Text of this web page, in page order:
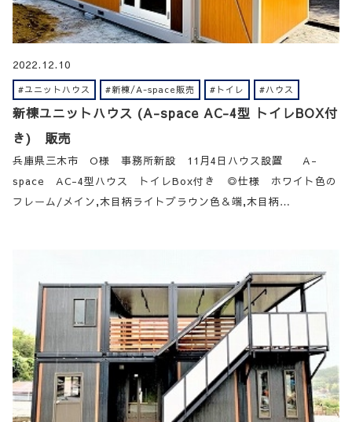
2022.12.10
#ユニットハウス #新棟/A-space販売 #トイレ #ハウス
新棟ユニットハウス (A-space AC-4型 トイレBOX付
き) 販売
兵庫県三木市 О様 事務所新設 11月4日ハウス設置 A-
space AC-4型ハウス トイレBox付き ◎仕様 ホワイト色の
フレーム/メイン,木目柄ライトブラウン色＆端,木目柄…